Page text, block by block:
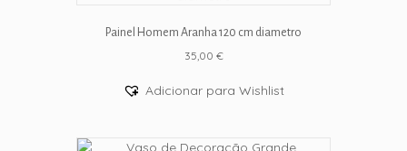
Painel Homem Aranha 120 cm diametro
35,00 €
Adicionar para Wishlist